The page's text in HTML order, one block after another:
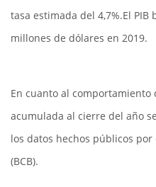
tasa estimada del 4,7%.El PIB
millones de dólares en 2019.
En cuanto al
acumulada al cierre del año
los datos hechos públicos
(BCB).